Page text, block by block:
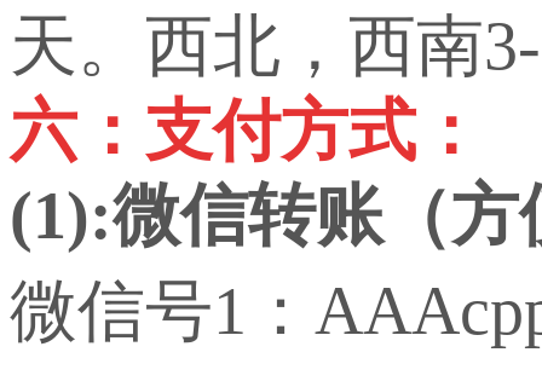
天。西北，西南
六：支付方式：
(1):微信转账（方
微信号1：